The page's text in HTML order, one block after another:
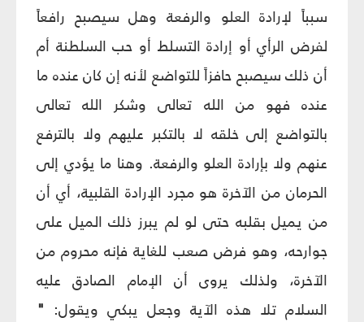
سبباً لإرادة العلو والرفعة وهل سيصبح رافعاً
لفرض الرأي أو إرادة التسلط أو حب السلطنة أم
أن ذلك سيصبح حافزاً للتواضع لأنه إن كان عنده ما
عنده فهو من الله تعالى وشكر الله تعالى
بالتواضع إلى خلقه لا بالتكبر عليهم ولا بالترفع
عنهم ولا بإرادة العلو والرفعة. وهنا ما يؤدي إلى
الحرمان من الآخرة هو مجرد الإرادة القلبية، أي أن
من يميل بقلبه حتى لو لم يبرز ذلك الميل على
جوارحه، وهو فرض صعب للغاية فإنه محروم من
الآخرة، ولذلك يروى أن الإمام الصادق‏ عليه
السلام تلا هذه الآية وجعل يبكي ويقول: "